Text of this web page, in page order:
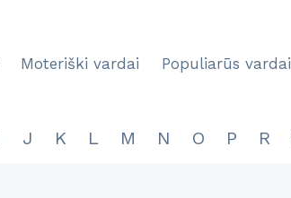
Moteriški vardai Populiarūs vardai
J K L M N O P R